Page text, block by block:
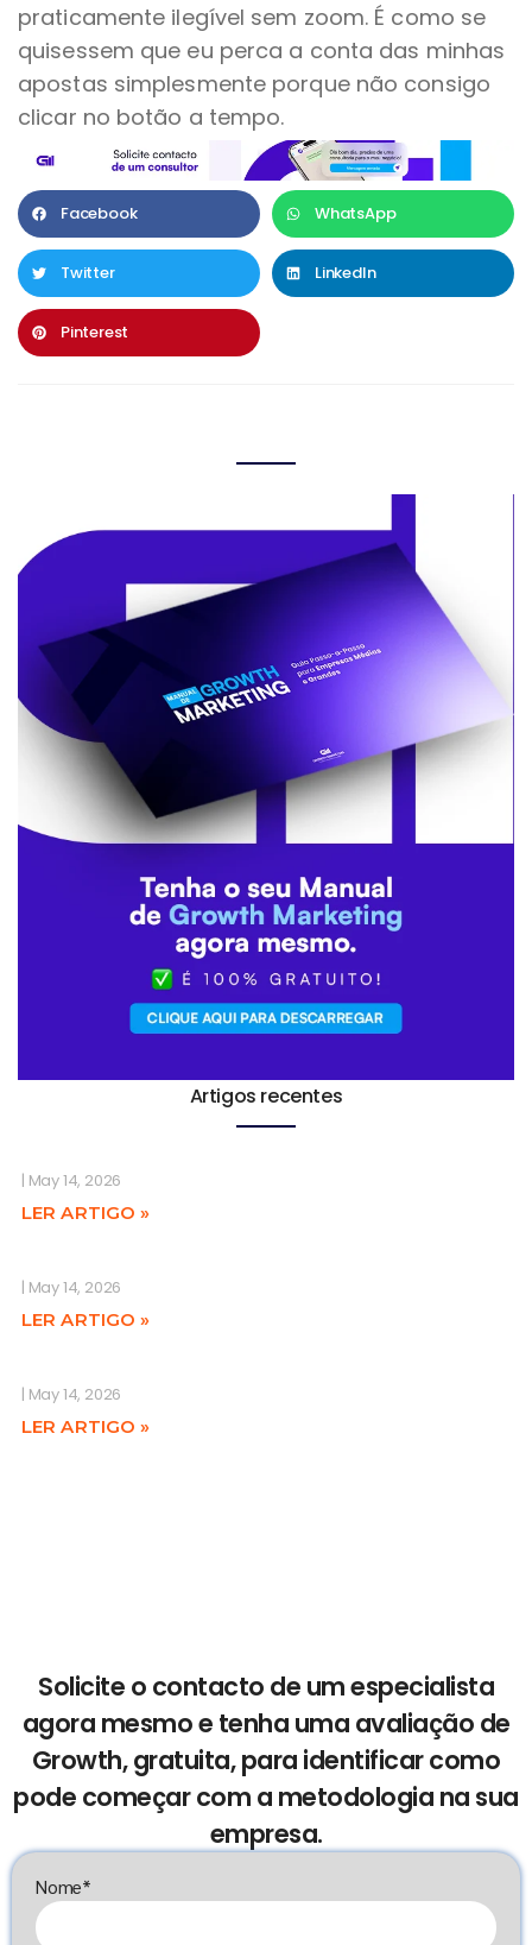
praticamente ilegível sem zoom. É como se
quisessem que eu perca a conta das minhas
apostas simplesmente porque não consigo
clicar no botão a tempo.
Facebook WhatsApp
Twitter LinkedIn
Pinterest
Artigos recentes
May 14, 2026
LER ARTIGO »
May 14, 2026
LER ARTIGO »
May 14, 2026
LER ARTIGO »
Solicite o contacto de um especialista
agora mesmo e tenha uma avaliação de
Growth, gratuita, para identificar como
pode começar com a metodologia na sua
empresa.
Nome*